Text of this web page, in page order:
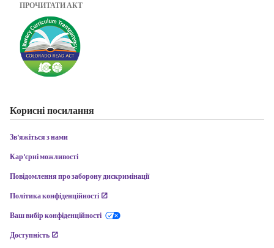
ПРОЧИТАТИ АКТ
Корисні посилання
Зв'яжіться з нами
Кар'єрні можливості
Повідомлення про заборону дискримінації
Політика конфіденційності
Ваш вибір конфіденційності
Доступність